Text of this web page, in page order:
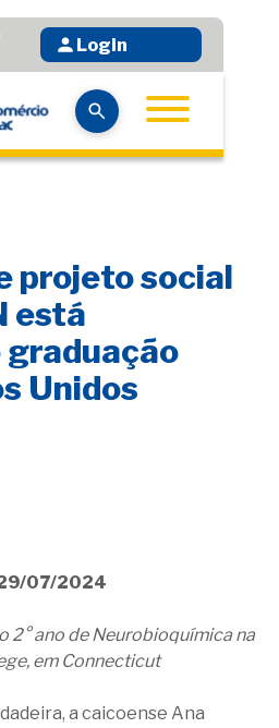
Login
projeto social
está
Unidos
07/2024
2° ano de Neurobioquímica na
em Connecticut
a caicoense Ana